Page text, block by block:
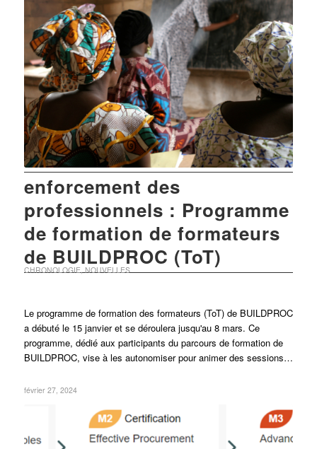
enforcement des
professionnels : Programme
de formation de formateurs
de BUILDPROC (ToT)
CHRONOLOGIE NOUVELLES
Le programme de formation des formateurs (ToT) de BUILDPROC
a débuté le 15 janvier et se déroulera jusqu'au 8 mars. Ce
programme, dédié aux participants du parcours de formation de
BUILDPROC, vise à les autonomiser pour animer des sessions…
février 27, 2024